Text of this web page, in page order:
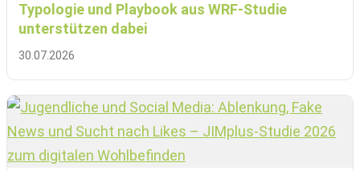
Typologie und Playbook aus WRF-Studie
unterstützen dabei
30.07.2026